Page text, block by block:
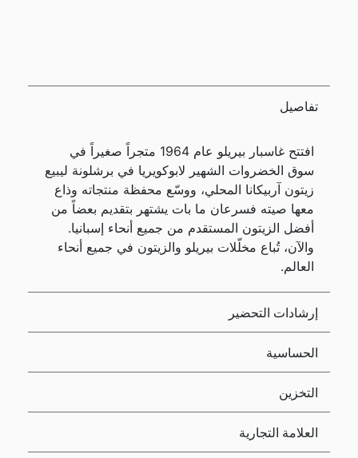
تفاصيل
افتتح غاسبار بيريلو عام 1964 متجراً صغيراً في
سوق الخضروات الشهير لابوكويريا في برشلونة ليبيع
زيتون آربيكانا المحلي، ووسّع محفظة منتجاته وذاع
معها صيته فسرعان ما بات يشتهر بتقديم بعضاً من
أفضل الزيتون المستقدم من جميع أنحاء إسبانيا.
والآن، تُباع مخلّلات بيريلو والزيتون في جميع أنحاء
العالم.
إرشادات التحضير
الحساسية
التخزين
العلامة التجارية